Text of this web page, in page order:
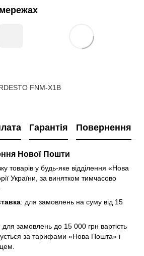
FNM-X1B
Гарантія Повернення
Нової Пошти
товарів у будь-яке відділення «Нова
України, за винятком тимчасово
: для замовлень на суму від 15
для замовлень до 15 000 грн вартість
за тарифами «Нова Пошта» і